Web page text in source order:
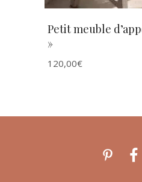
Petit meuble
»
120,00€